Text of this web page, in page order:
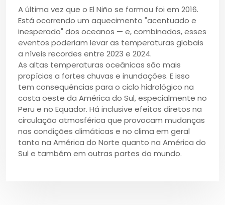
A última vez que o El Niño se formou foi em 2016.
Está ocorrendo um aquecimento "acentuado e
inesperado" dos oceanos — e, combinados, esses
eventos poderiam levar as temperaturas globais
a níveis recordes entre 2023 e 2024.
As altas temperaturas oceânicas são mais
propícias a fortes chuvas e inundações. E isso
tem consequências para o ciclo hidrológico na
costa oeste da América do Sul, especialmente no
Peru e no Equador. Há inclusive efeitos diretos na
circulação atmosférica que provocam mudanças
nas condições climáticas e no clima em geral
tanto na América do Norte quanto na América do
Sul e também em outras partes do mundo.